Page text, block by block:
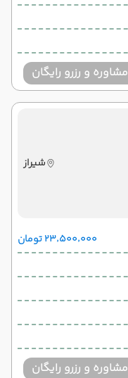
مشاوره و رزرو رایگان
شیراز
۲۳٬۵۰۰٬۰۰۰ تومان
مشاوره و رزرو رایگان